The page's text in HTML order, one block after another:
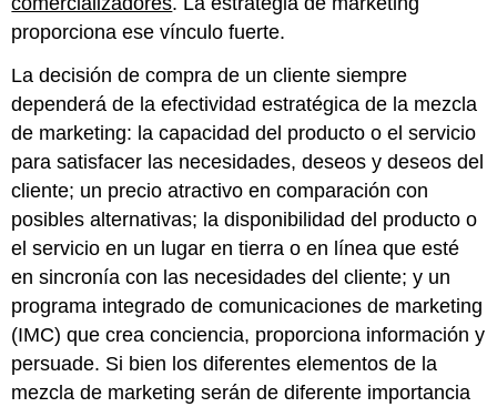
proporciona ese vínculo fuerte.
La decisión de compra de un cliente siempre
dependerá de la efectividad estratégica de la mezcla
de marketing: la capacidad del producto o el servicio
para satisfacer las necesidades, deseos y deseos del
cliente; un precio atractivo en comparación con
posibles alternativas; la disponibilidad del producto o
el servicio en un lugar en tierra o en línea que esté
en sincronía con las necesidades del cliente; y un
programa integrado de comunicaciones de marketing
(IMC) que crea conciencia, proporciona información y
persuade. Si bien los diferentes elementos de la
mezcla de marketing serán de diferente importancia